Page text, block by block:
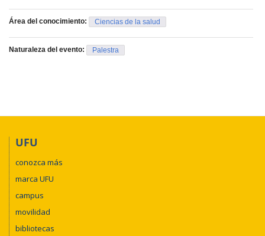
Área del conocimiento: Ciencias de la salud
Naturaleza del evento: Palestra
UFU
conozca más
marca UFU
campus
movilidad
bibliotecas